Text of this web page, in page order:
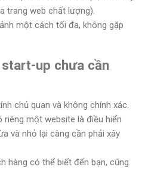
trang web chất lượng).
một cách tối đa, không gặp
start-up chưa cần
chủ quan và không chính xác.
một website là điều hiển
và nhỏ lại càng cần phải xây
hàng có thể biết đến bạn, cũng